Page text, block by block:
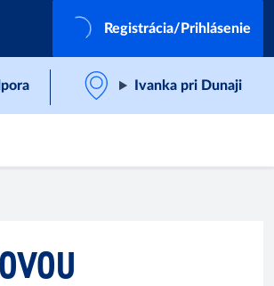
Registrácia/Prihlásenie
Ivanka pri Dunaji